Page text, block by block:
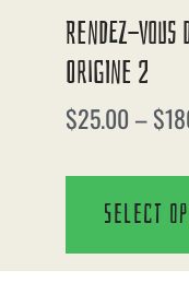
Rendez-Vous
Origine 2
$25.00 –$
Select